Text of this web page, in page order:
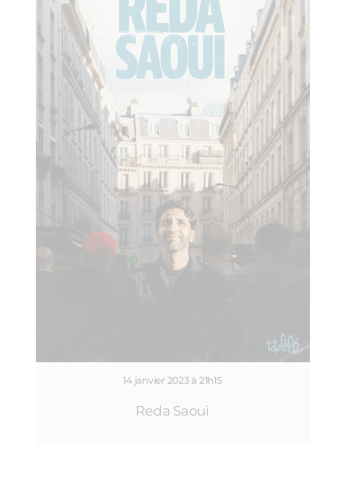
14 janvier 2023 à 21h15
Reda Saoui